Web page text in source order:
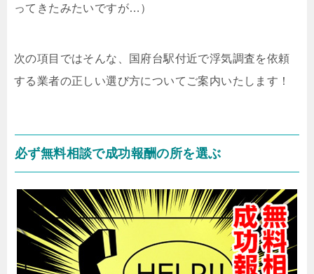
ってきたみたいですが…）
次の項目ではそんな、国府台駅付近で浮気調査を依頼
する業者の正しい選び方についてご案内いたします！
必ず無料相談で成功報酬の所を選ぶ